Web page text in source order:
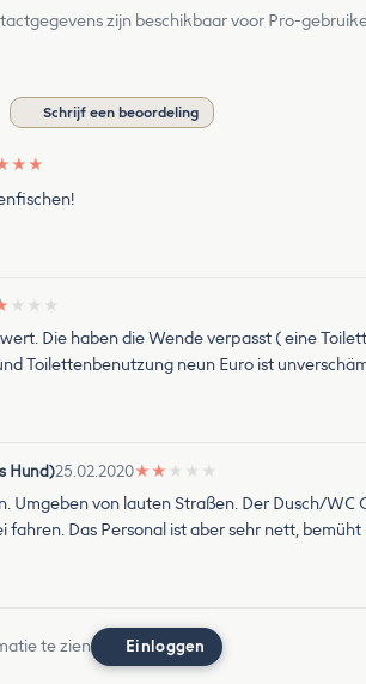
zijn beschikbaar voor Pro-
Schrijf een beoordeling
★ ★
★ ★ ★
Die haben die Wende verpasst ( eine
Toilettenbenutzung neun Euro ist
Hund)25.02.2020★ ★ ★ ★ ★
Umgeben von lauten Straßen. Der Dusch/
fahren. Das Personal ist aber sehr nett,
te zien Einloggen